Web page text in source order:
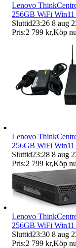
Lenovo
256GB WiFi Win11
Sluttid23:26 8 aug
Pris:2 799 kr,Köp nu
Lenovo
256GB WiFi Win11
Sluttid23:28 8 aug
Pris:2 799 kr,Köp nu
Lenovo
256GB WiFi Win11
Sluttid23:30 8 aug
Pris:2 799 kr,Köp nu